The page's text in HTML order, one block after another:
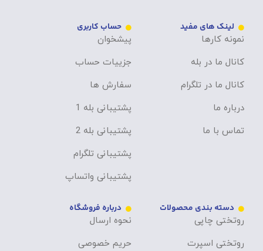
لینک های مفید
نمونه کارها
کانال ما در بله
کانال ما در تلگرام
درباره ما
تماس با ما
حساب کاربری
پیشخوان
جزییات حساب
سفارش ها
پشتیبانی بله 1
پشتیبانی بله 2
پشتیبانی تلگرام
پشتیبانی واتساپ
دسته بندی محصولات
روتختی چاپی
روتختی اسپرت
درباره فروشگاه
نحوه ارسال
حریم خصوصی